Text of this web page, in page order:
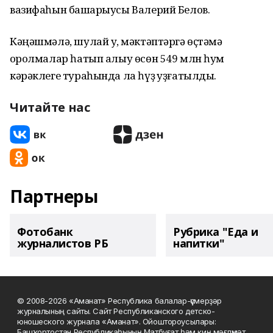
вазифаһын башҡарыусы Валерий Белов.
Кәңәшмәлә, шулай уҡ, мәктәптәргә өҫтәмә
ҡоролмалар һатып алыу өсөн 549 млн һум
кәрәклеге тураһында ла һүҙ ҡуҙғатылды.
Читайте нас
Партнеры
Фотобанк
журналистов РБ
Рубрика "Еда и
напитки"
© 2008-2026 «Аманат» Республика балалар-үҫмерҙәр
журналының сайты. Сайт Республиканского детско-
юношеского журнала «Аманат». Ойоштороусылары: